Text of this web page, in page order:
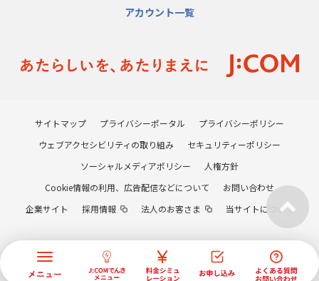
アカウント一覧
サイトマップ プライバシーポータル
プライバシーポリシー
ウェブアクセシビリティの取り組み
セキュリティーポリシー
ソーシャルメディアポリシー
人権方針
Cookie情報の利用、広告配信などについて
お問い合わせ
企業サイト
採用情報 法人のお客さま 当サイトについて